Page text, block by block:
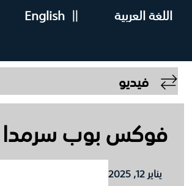
English || اللغة العربية
فيديو
فوكس بوب سرمدا
يناير 12, 2025